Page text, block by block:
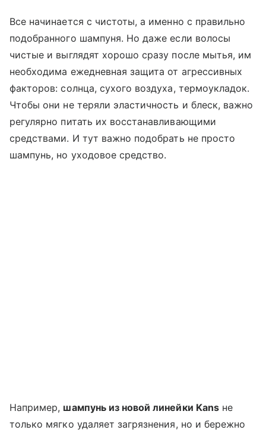
Все начинается с чистоты, а именно с правильно
подобранного шампуня. Но даже если волосы
чистые и выглядят хорошо сразу после мытья, им
необходима ежедневная защита от агрессивных
факторов: солнца, сухого воздуха, термоукладок.
Чтобы они не теряли эластичность и блеск, важно
регулярно питать их восстанавливающими
средствами. И тут важно подобрать не просто
шампунь, но уходовое средство.
Например, шампунь из новой линейки Kansне
только мягко удаляет загрязнения, но и бережно